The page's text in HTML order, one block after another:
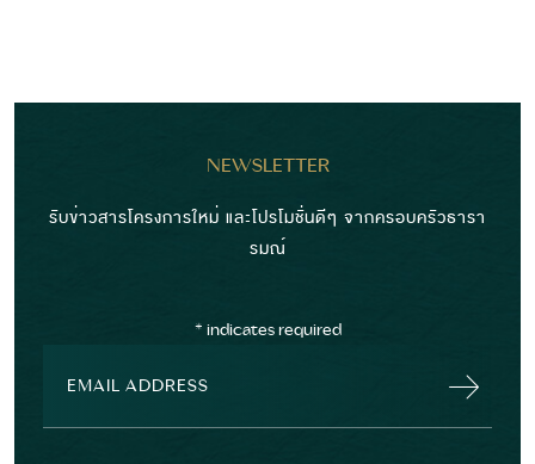
NEWSLETTER
รับข่าวสารโครงการใหม่ และโปรโมชั่นดีๆ จากครอบครัวธารา
รมณ์
* indicates required